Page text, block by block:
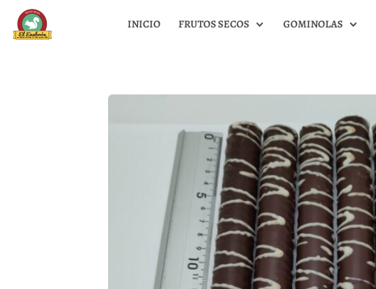
INICIO FRUTOS SECOS GOMINOLAS